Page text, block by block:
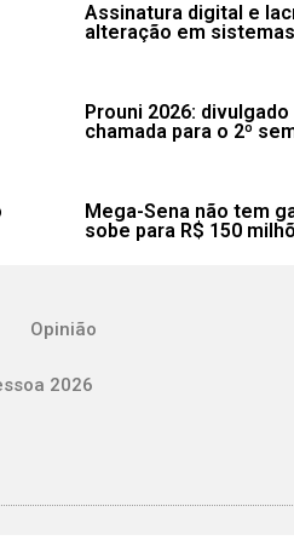
Assinatura digital e
alteração em
Prouni 2026:
chamada para o 2º
Mega-Sena não tem
sobe para R$ 150
Opinião
2026